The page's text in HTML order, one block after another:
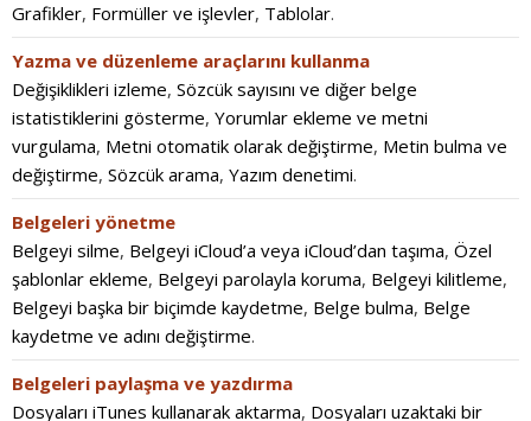
Grafikler, Formüller ve işlevler, Tablolar.
Yazma ve düzenleme araçlarını kullanma
Değişiklikleri izleme, Sözcük sayısını ve diğer belge
istatistiklerini gösterme, Yorumlar ekleme ve metni
vurgulama, Metni otomatik olarak değiştirme, Metin bulma ve
değiştirme, Sözcük arama, Yazım denetimi.
Belgeleri yönetme
Belgeyi silme, Belgeyi iCloud’a veya iCloud’dan taşıma, Özel
şablonlar ekleme, Belgeyi parolayla koruma, Belgeyi kilitleme,
Belgeyi başka bir biçimde kaydetme, Belge bulma, Belge
kaydetme ve adını değiştirme.
Belgeleri paylaşma ve yazdırma
Dosyaları iTunes kullanarak aktarma, Dosyaları uzaktaki bir